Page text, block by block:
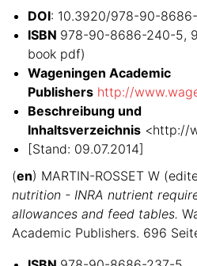
DOI: 10.3920/978-90-
ISBN 978-90-8686-240-5,
book pdf)
Wageningen Academic
Publishers http://
Beschreibung und
Inhaltsverzeichnis <http://
[Stand: 09.07.2014]
(en) MARTIN-ROSSET W
nutrition - INRA nutrient
allowances and feed tables.
Academic Publishers. 696